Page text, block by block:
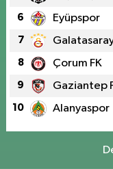
6 Eyüpspor
7
8 Çorum FK
9 Gaziantep
10 Alanyaspor